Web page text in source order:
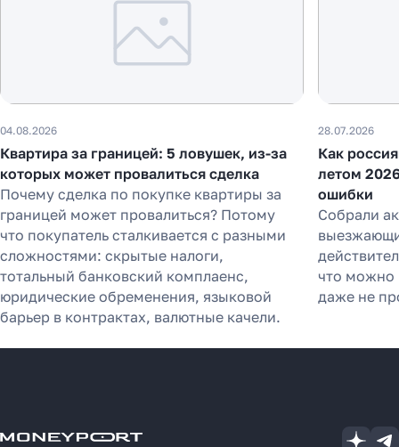
04.08.2026
Квартира за границей: 5 ловушек, из-за
которых может провалиться сделка
Почему сделка по покупке квартиры за
границей может провалиться? Потому
что покупатель сталкивается с разными
сложностями: скрытые налоги,
тотальный банковский комплаенс,
юридические обременения, языковой
барьер в контрактах, валютные качели.
28.07.2026
Как
летом
ошибки
Собрали
что можно
даже не